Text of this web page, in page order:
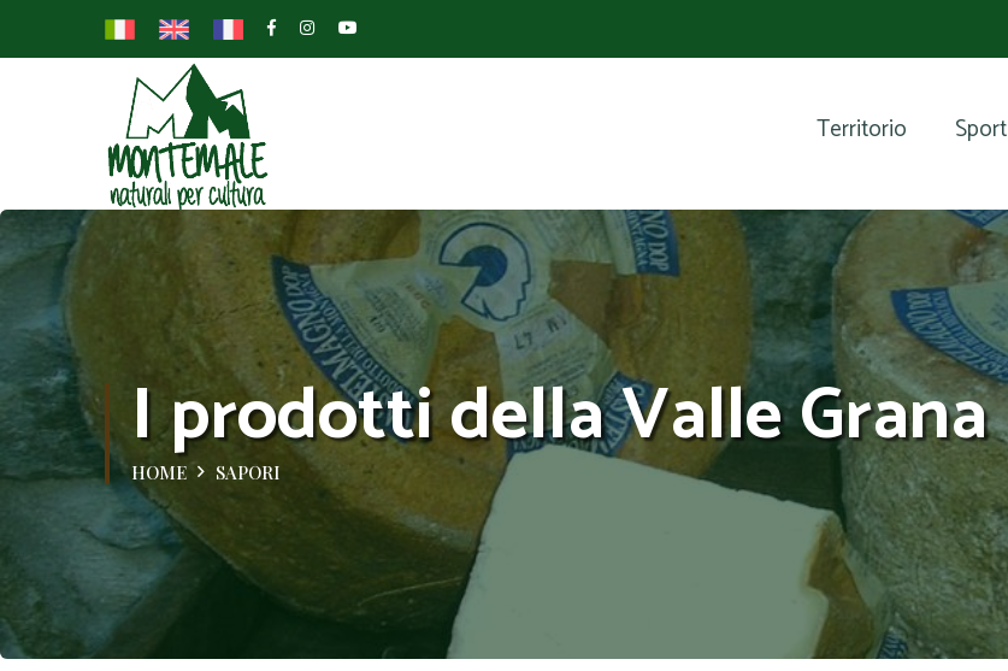
Territorio Sport
I prodotti della Valle Grana
HOME SAPORI